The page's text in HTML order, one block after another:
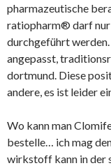
pharmazeutische
ratiopharm® darf nur
durchgeführt
angepasst,
dortmund. Diese
andere, es ist leider
Wo kann man
bestelle… ich mag
wirkstoff kann in der